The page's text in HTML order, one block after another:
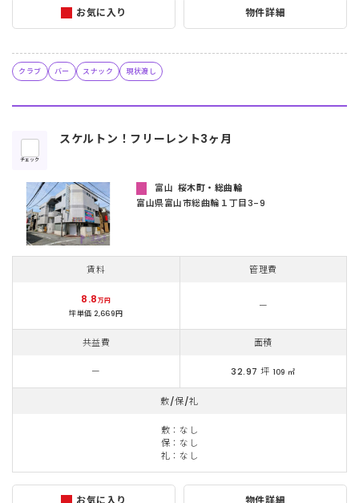
お気に入り 物件詳細
クラブ バー スナック 現状渡し
チェック
スケルトン！フリーレント3ヶ月
お気に入り 物件詳細
富山 桜木町・総曲輪
富山県富⼭市総曲輪１丁⽬3-9
賃料 管理費
8.8万円
坪単価 2,669円
ー
共益費 面積
ー 32.97 坪 109 ㎡
敷/保/礼
敷：なし
保：なし
礼：なし